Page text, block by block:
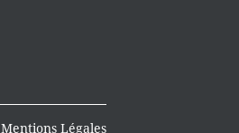
Mentions Légales